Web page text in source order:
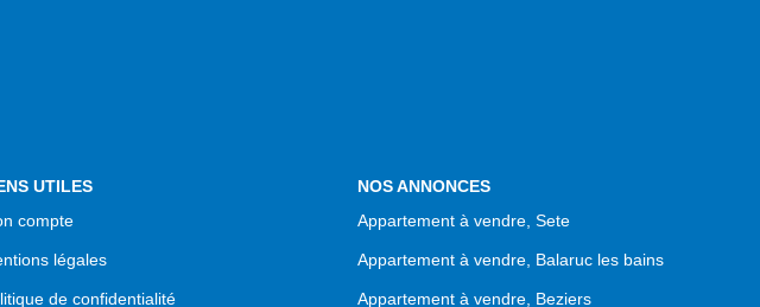
UTILES
compte
légales
de confidentialité
NOS ANNONCES
Appartement à vendre, Sete
Appartement à vendre, Balaruc les bains
Appartement à vendre, Beziers